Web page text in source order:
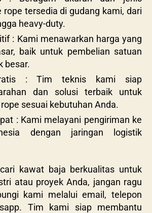
rope tersedia di gudang kami, dari
heavy-duty.
: Kami menawarkan harga yang
baik untuk pembelian satuan
besar.
: Tim teknis kami siap
dan solusi terbaik untuk
sesuai kebutuhan Anda.
: Kami melayani pengiriman ke
dengan jaringan logistik
kawat baja berkualitas untuk
atau proyek Anda, jangan ragu
kami melalui email, telepon
Tim kami siap membantu